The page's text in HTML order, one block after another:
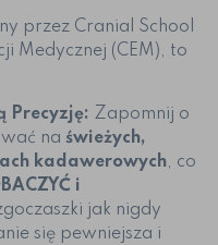
przez Cranial School
Medycznej (CEM), to
Precyzję: Zapomnij o
na świeżych,
kadawerowych, co
i
jak nigdy
się pewniejsza i